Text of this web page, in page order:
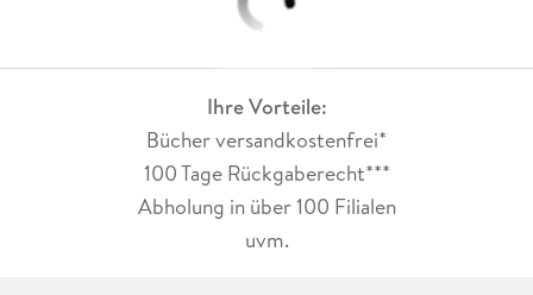
Ihre Vorteile:
Bücher versandkostenfrei*
100 Tage Rückgaberecht***
Abholung in über 100 Filialen
uvm.